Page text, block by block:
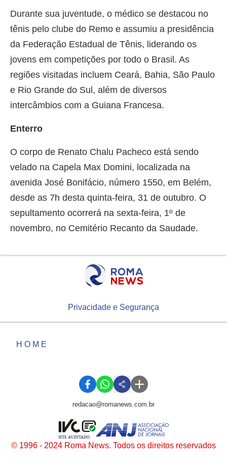
Durante sua juventude, o médico se destacou no
tênis pelo clube do Remo e assumiu a presidência
da Federação Estadual de Tênis, liderando os
jovens em competições por todo o Brasil. As
regiões visitadas incluem Ceará, Bahia, São Paulo
e Rio Grande do Sul, além de diversos
intercâmbios com a Guiana Francesa.
Enterro
O corpo de Renato Chalu Pacheco está sendo
velado na Capela Max Domini, localizada na
avenida José Bonifácio, número 1550, em Belém,
desde as 7h desta quinta-feira, 31 de outubro. O
sepultamento ocorrerá na sexta-feira, 1º de
novembro, no Cemitério Recanto da Saudade.
Privacidade e Segurança
HOME
redacao@romanews.com.br
© 1996 - 2024 Roma News. Todos os direitos reservados
SITE AUDITADO